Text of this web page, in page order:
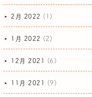
2月 2022 (1)
1月 2022 (2)
12月 2021 (6)
11月 2021 (9)